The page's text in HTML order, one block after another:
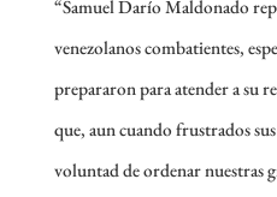
“Samuel Darío Maldonado
venezolanos combatientes,
prepararon para atender a su
que, aun cuando frustrados
voluntad de ordenar nuestras